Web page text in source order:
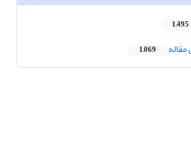
1,495
1,069